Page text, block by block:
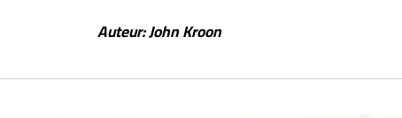
Auteur:John Kroon